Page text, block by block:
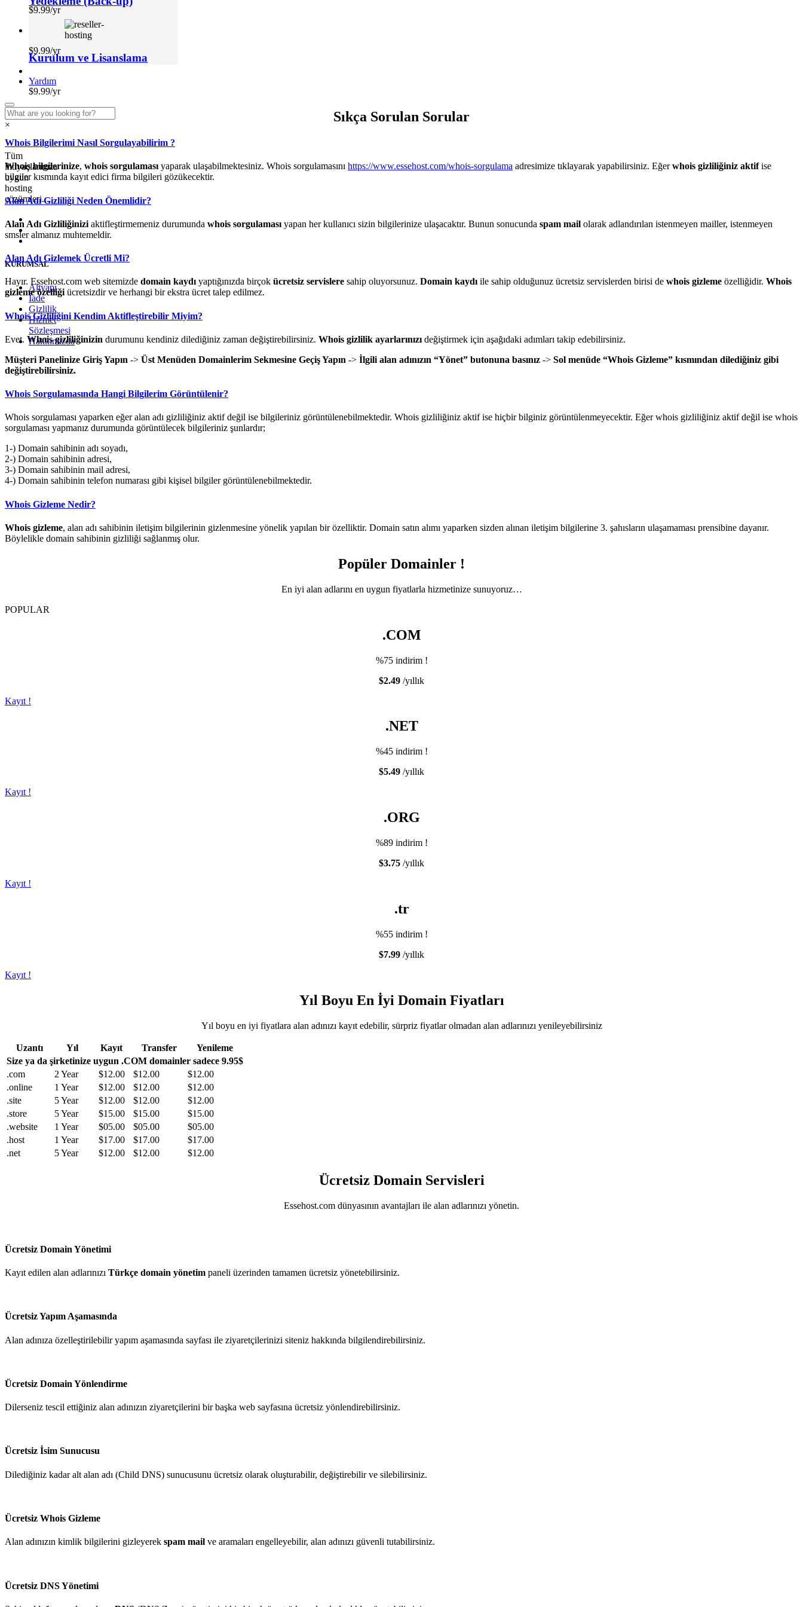
Kurulum ve Lisanslama
Yardım
×
Tüm
ihtiyaçlarınıza
uygun
hosting
çözümleri...
KURUMSAL
Altyapı
İade
Gizlilik
Hizmet
Sözleşmesi
Hakkımızda
$9.99/yr
$9.99/yr
$9.99/yr
Sıkça Sorulan Sorular
Whois Bilgilerimi Nasıl Sorgulayabilirim ?
Whois bilgilerinize, whois sorgulaması yaparak ulaşabilmektesiniz. Whois sorgulamasını https://www.essehost.com/whois-sorgulama adresimize tıklayarak yapabilirsiniz. Eğerwhois gizliliğiniz aktifise
bilgiler kısmında kayıt edici firma bilgileri gözükecektir.
Alan Adı Gizliliği Neden Önemlidir?
Alan Adı Gizliliğinizi aktifleştirmemeniz durumunda whois sorgulaması yapan her kullanıcı sizin bilgilerinize ulaşacaktır. Bunun sonucunda spam mail olarak adlandırılan istenmeyen mailler, istenmeyen
smsler almanız muhtemeldir.
Alan Adı Gizlemek Ücretli Mi?
Hayır. Essehost.com web sitemizde domain kaydı yaptığınızda birçok ücretsiz servislere sahip oluyorsunuz. Domain kaydı ile sahip olduğunuz ücretsiz servislerden birisi de whois gizleme özelliğidir. Whois
gizleme özelliği ücretsizdir ve herhangi bir ekstra ücret talep edilmez.
Whois Gizliliğini Kendim Aktifleştirebilir Miyim?
Evet. Whois gizliliğinizin durumunu kendiniz dilediğiniz zaman değiştirebilirsiniz. Whois gizlilik ayarlarınızı değiştirmek için aşağıdaki adımları takip edebilirsiniz.
Müşteri Panelinize Giriş Yapın -> Üst Menüden Domainlerim Sekmesine Geçiş Yapın -> İlgili alan adınızın “Yönet” butonuna basınız -> Sol menüde “Whois Gizleme” kısmından dilediğiniz gibi
değiştirebilirsiniz.
Whois Sorgulamasında Hangi Bilgilerim Görüntülenir?
Whois sorgulaması yaparken eğer alan adı gizliliğiniz aktif değil ise bilgileriniz görüntülenebilmektedir. Whois gizliliğiniz aktif ise hiçbir bilginiz görüntülenmeyecektir. Eğer whois gizliliğiniz aktif değil ise whois
sorgulaması yapmanız durumunda görüntülecek bilgileriniz şunlardır;
1-) Domain sahibinin adı soyadı,
2-) Domain sahibinin adresi,
3-) Domain sahibinin mail adresi,
4-) Domain sahibinin telefon numarası gibi kişisel bilgiler görüntülenebilmektedir.
Whois Gizleme Nedir?
Whois gizleme, alan adı sahibinin iletişim bilgilerinin gizlenmesine yönelik yapılan bir özelliktir. Domain satın alımı yaparken sizden alınan iletişim bilgilerine 3. şahısların ulaşamaması prensibine dayanır.
Böylelikle domain sahibinin gizliliği sağlanmış olur.
Popüler Domainler !
En iyi alan adlarını en uygun fiyatlarla hizmetinize sunuyoruz…
POPULAR
.COM
%75 indirim !
$2.49 /yıllık
Kayıt !
.NET
%45 indirim !
$5.49 /yıllık
Kayıt !
.ORG
%89 indirim !
$3.75 /yıllık
Kayıt !
.tr
%55 indirim !
$7.99 /yıllık
Kayıt !
Yıl Boyu En İyi Domain Fiyatları
Yıl boyu en iyi fiyatlara alan adınızı kayıt edebilir, sürpriz fiyatlar olmadan alan adlarınızı yenileyebilirsiniz
Uzantı Yıl Kayıt Transfer
Yenileme
Size ya da şirketinize uygun .COM domainler sadece 9.95$
.com
2 Year $12.00 $12.00
$12.00
.online
1 Year $12.00 $12.00
$12.00
.site
5 Year $12.00 $12.00
$12.00
.store
5 Year $15.00 $15.00
$15.00
.website
1 Year $05.00 $05.00
$05.00
.host
1 Year $17.00 $17.00
$17.00
.net
5 Year $12.00 $12.00 $12.00
Ücretsiz Domain Servisleri
Essehost.com dünyasının avantajları ile alan adlarınızı yönetin.
Ücretsiz Domain Yönetimi
Kayıt edilen alan adlarınızı Türkçe domain yönetim paneli üzerinden tamamen ücretsiz yönetebilirsiniz.
Ücretsiz Yapım Aşamasında
Alan adınıza özelleştirilebilir yapım aşamasında sayfası ile ziyaretçilerinizi siteniz hakkında bilgilendirebilirsiniz.
Ücretsiz Domain Yönlendirme
Dilerseniz tescil ettiğiniz alan adınızın ziyaretçilerini bir başka web sayfasına ücretsiz yönlendirebilirsiniz.
Ücretsiz İsim Sunucusu
Dilediğiniz kadar alt alan adı (Child DNS) sunucusunu ücretsiz olarak oluşturabilir, değiştirebilir ve silebilirsiniz.
Ücretsiz Whois Gizleme
Alan adınızın kimlik bilgilerini gizleyerek spam mail ve aramaları engelleyebilir, alan adınızı güvenli tutabilirsiniz.
Ücretsiz DNS Yönetimi